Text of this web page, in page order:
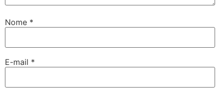
Nome *
E-mail *